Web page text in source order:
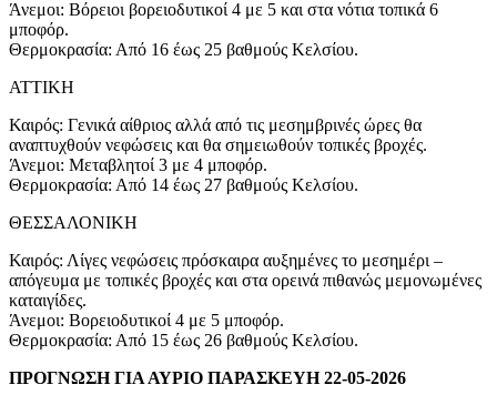
Άνεμοι: Βόρειοι βορειοδυτικοί 4 με 5 και στα νότια τοπικά 6
μποφόρ.
Θερμοκρασία: Από 16 έως 25 βαθμούς Κελσίου.
ΑΤΤΙΚΗ
Καιρός: Γενικά αίθριος αλλά από τις μεσημβρινές ώρες θα
αναπτυχθούν νεφώσεις και θα σημειωθούν τοπικές βροχές.
Άνεμοι: Μεταβλητοί 3 με 4 μποφόρ.
Θερμοκρασία: Από 14 έως 27 βαθμούς Κελσίου.
ΘΕΣΣΑΛΟΝΙΚΗ
Καιρός: Λίγες νεφώσεις πρόσκαιρα αυξημένες το μεσημέρι –
απόγευμα με τοπικές βροχές και στα ορεινά πιθανώς μεμονωμένες
καταιγίδες.
Άνεμοι: Βορειοδυτικοί 4 με 5 μποφόρ.
Θερμοκρασία: Από 15 έως 26 βαθμούς Κελσίου.
ΠΡΟΓΝΩΣΗ ΓΙΑ ΑΥΡΙΟ ΠΑΡΑΣΚΕΥΗ 22-05-2026